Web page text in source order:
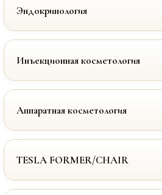
Эндокринология
Инъекционная косметология
Аппаратная косметология
TESLA FORMER/CHAIR